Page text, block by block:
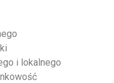
i lokalnego